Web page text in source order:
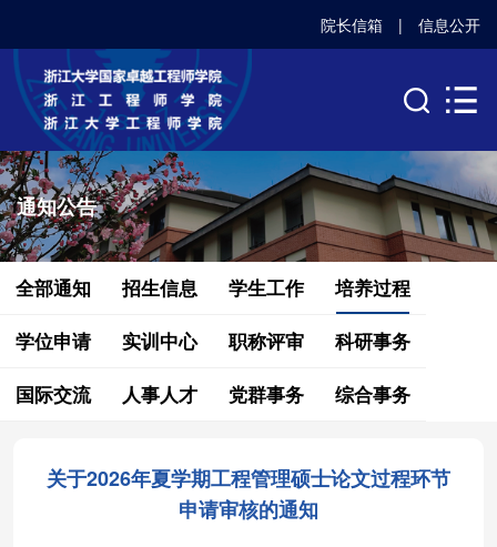
院长信箱 | 信息公开
通知公告
全部通知 招生信息 学生工作
培养过程
学位申请
实训中心 职称评审
科研事务
国际交流
人事人才 党群事务 综合事务
关于2026年夏学期工程管理硕士论文过程环节
申请审核的通知